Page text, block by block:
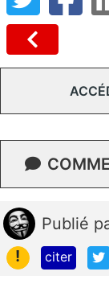
Publié
!
citer